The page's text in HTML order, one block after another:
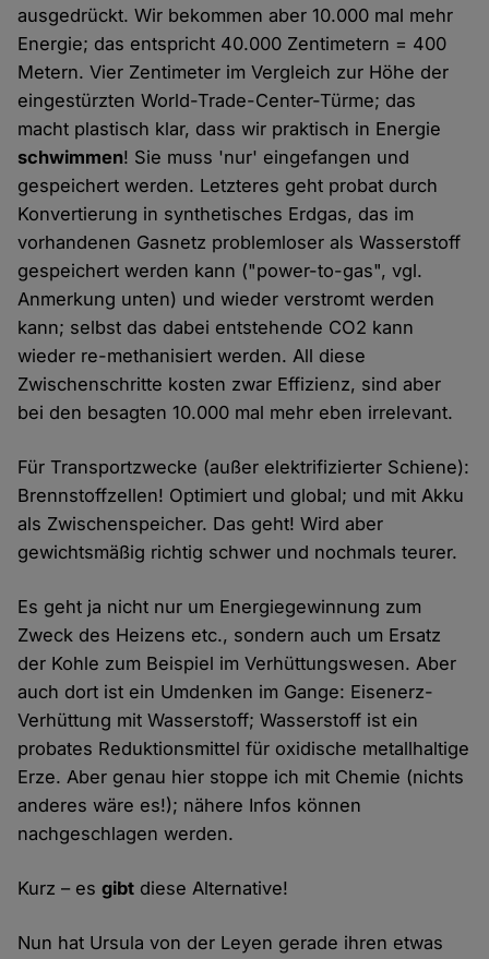
ausgedrückt. Wir bekommen aber 10.000 mal mehr
Energie; das entspricht 40.000 Zentimetern = 400
Metern. Vier Zentimeter im Vergleich zur Höhe der
eingestürzten World-Trade-Center-Türme; das
macht plastisch klar, dass wir praktisch in Energie
schwimmen! Sie muss 'nur' eingefangen und
gespeichert werden. Letzteres geht probat durch
Konvertierung in synthetisches Erdgas, das im
vorhandenen Gasnetz problemloser als Wasserstoff
gespeichert werden kann ("power-to-gas", vgl.
Anmerkung unten) und wieder verstromt werden
kann; selbst das dabei entstehende CO2 kann
wieder re-methanisiert werden. All diese
Zwischenschritte kosten zwar Effizienz, sind aber
bei den besagten 10.000 mal mehr eben irrelevant.
Für Transportzwecke (außer elektrifizierter Schiene):
Brennstoffzellen! Optimiert und global; und mit Akku
als Zwischenspeicher. Das geht! Wird aber
gewichtsmäßig richtig schwer und nochmals teurer.
Es geht ja nicht nur um Energiegewinnung zum
Zweck des Heizens etc., sondern auch um Ersatz
der Kohle zum Beispiel im Verhüttungswesen. Aber
auch dort ist ein Umdenken im Gange: Eisenerz-
Verhüttung mit Wasserstoff; Wasserstoff ist ein
probates Reduktionsmittel für oxidische metallhaltige
Erze. Aber genau hier stoppe ich mit Chemie (nichts
anderes wäre es!); nähere Infos können
nachgeschlagen werden.
Kurz – esgibt diese Alternative!
Nun hat Ursula von der Leyen gerade ihren etwas